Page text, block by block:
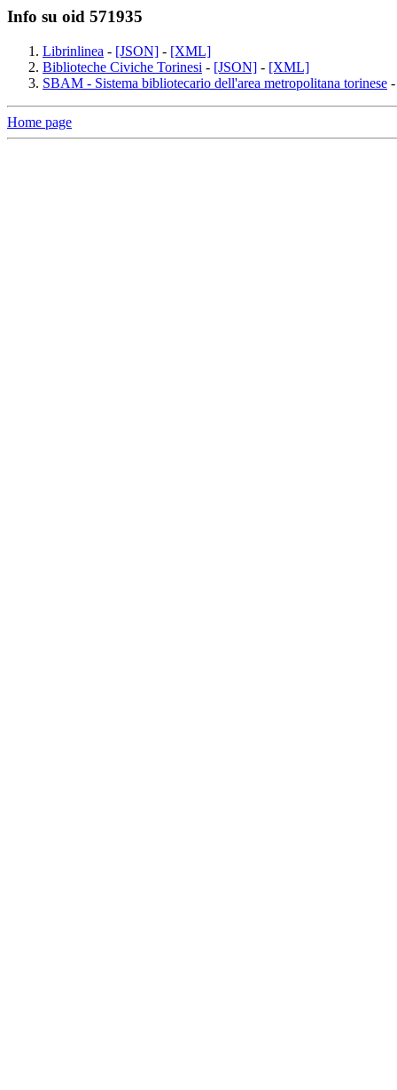
Info su oid 571935
Librinlinea - [JSON] - [XML]
Biblioteche Civiche Torinesi - [JSON] - [XML]
SBAM - Sistema bibliotecario dell'area metropolitana torinese
Home page